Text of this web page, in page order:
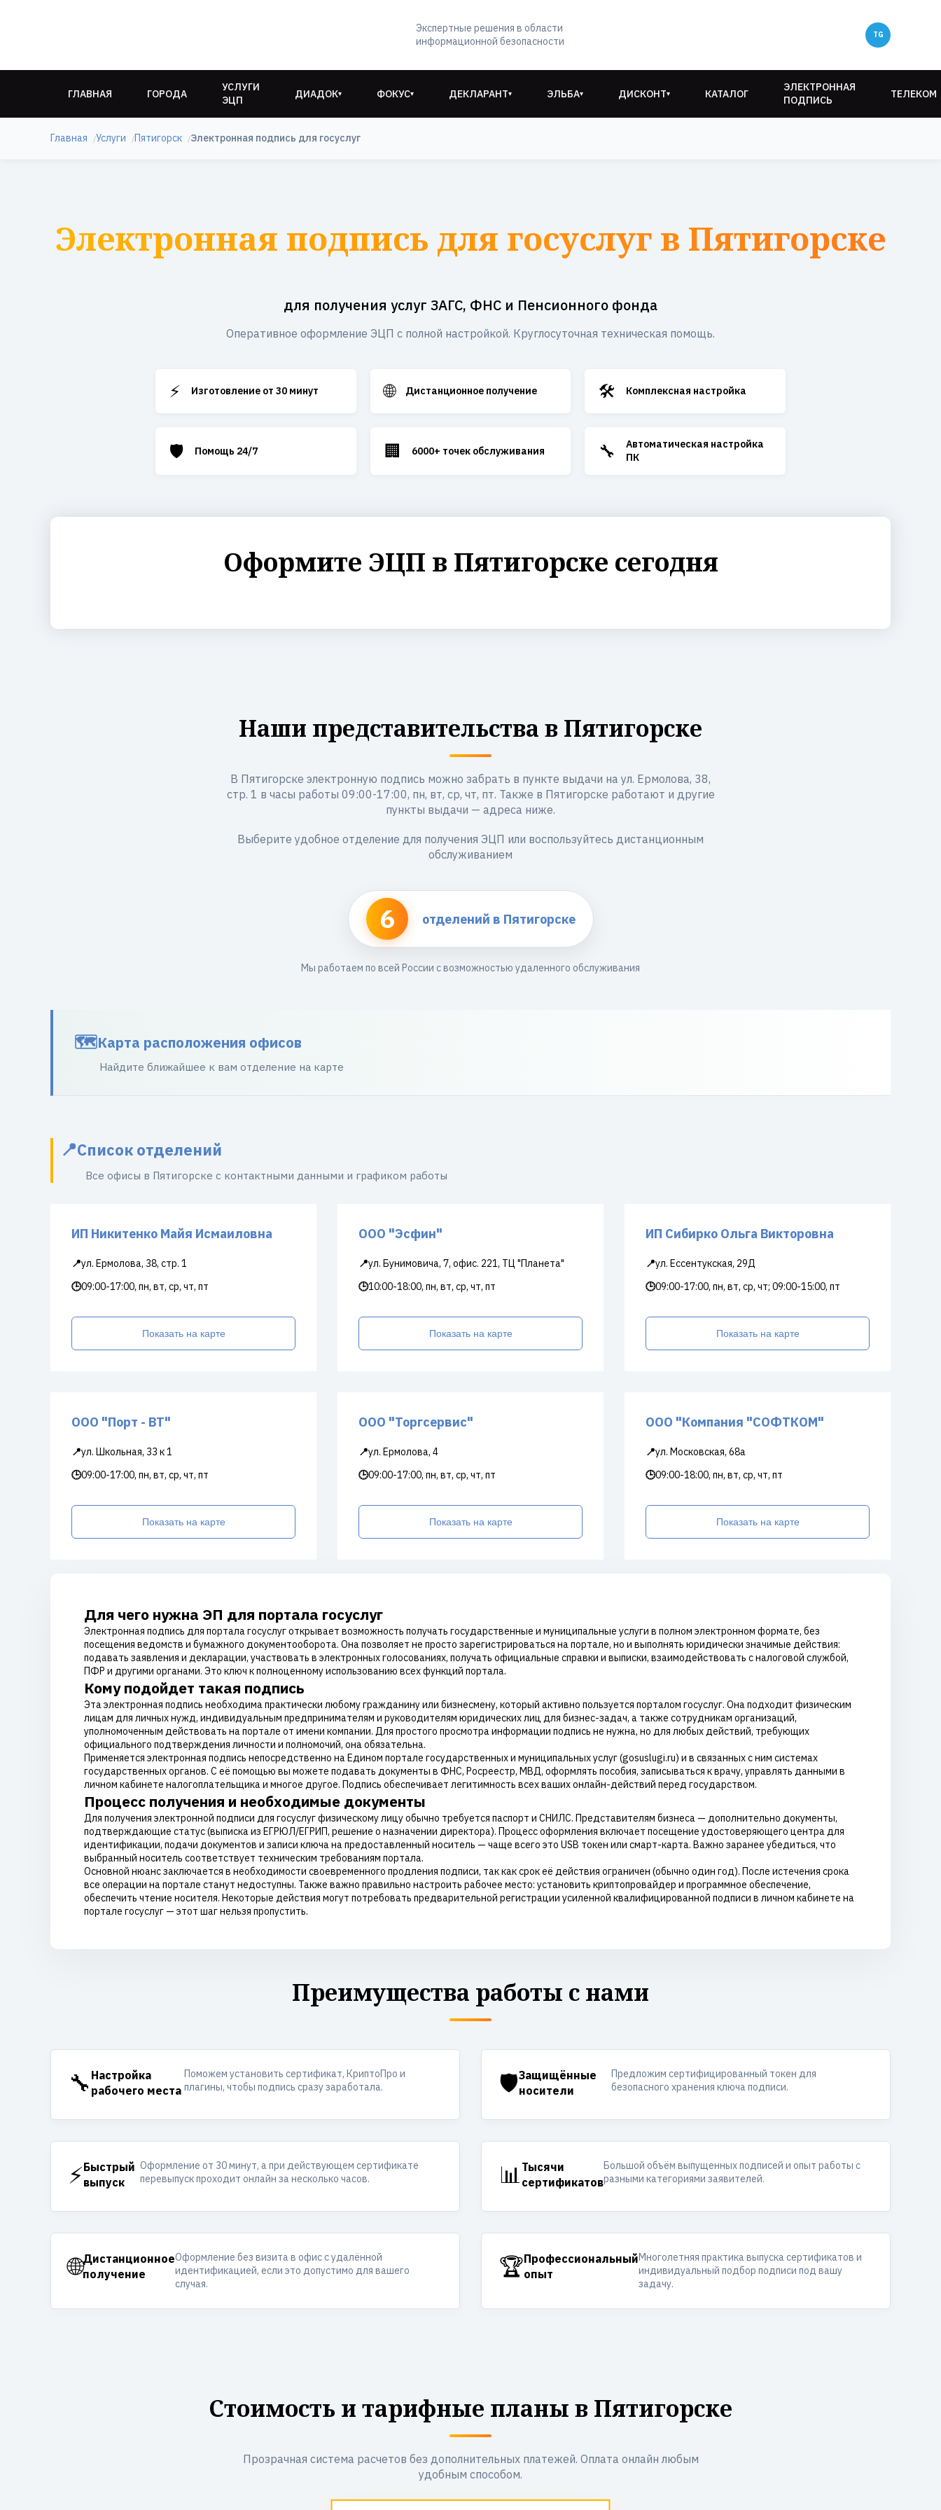
Экспертные решения в области
информационной безопасности
ГЛАВНАЯ ГОРОДА
УСЛУГИ
ЭЦП
ДИАДОК▾ ФОКУС▾ ДЕКЛАРАНТ▾ ЭЛЬБА▾ ДИСКОНТ▾ КАТАЛОГ
ЭЛЕКТРОННАЯ
ПОДПИСЬ
ТЕЛЕКОМ
Главная Услуги Пятигорск Электронная подпись для госуслуг
Электронная подпись для госуслуг в Пятигорске
для получения услуг ЗАГС, ФНС и Пенсионного фонда
Оперативное оформление ЭЦП с полной настройкой. Круглосуточная техническая помощь.
⚡ Изготовление от 30 минут 🌐 Дистанционное получение 🛠️ Комплексная настройка
🛡️ Помощь 24/7 🏢 6000+ точек обслуживания 🔧
Автоматическая настройка
ПК
Оформите ЭЦП в Пятигорске сегодня
Наши представительства в Пятигорске
В Пятигорске электронную подпись можно забрать в пункте выдачи на ул. Ермолова, 38,
стр. 1 в часы работы 09:00-17:00, пн, вт, ср, чт, пт. Также в Пятигорске работают и другие
пункты выдачи — адреса ниже.
Выберите удобное отделение для получения ЭЦП или воспользуйтесь дистанционным
обслуживанием
6 отделений в Пятигорске
Мы работаем по всей России с возможностью удаленного обслуживания
Карта расположения офисов
Найдите ближайшее к вам отделение на карте
Список отделений
Все офисы в Пятигорске с контактными данными и графиком работы
ИП Никитенко Майя Исмаиловна
📍ул. Ермолова, 38, стр. 1
🕒09:00-17:00, пн, вт, ср, чт, пт
Показать на карте
ООО "Эсфин"
📍ул. Бунимовича, 7, офис. 221, ТЦ "Планета"
🕒10:00-18:00, пн, вт, ср, чт, пт
Показать на карте
ИП Сибирко Ольга Викторовна
📍ул. Ессентукская, 29Д
🕒09:00-17:00, пн, вт, ср, чт; 09:00-15:00, пт
Показать на карте
ООО "Порт - ВТ"
📍ул. Школьная, 33 к 1
🕒09:00-17:00, пн, вт, ср, чт, пт
Показать на карте
ООО "Торгсервис"
📍ул. Ермолова, 4
🕒09:00-17:00, пн, вт, ср, чт, пт
Показать на карте
ООО "Компания "СОФТКОМ"
📍ул. Московская, 68а
🕒09:00-18:00, пн, вт, ср, чт, пт
Показать на карте
Для чего нужна ЭП для портала госуслуг
Электронная подпись для портала госуслуг открывает возможность получать государственные и муниципальные услуги в полном электронном формате, без
посещения ведомств и бумажного документооборота. Она позволяет не просто зарегистрироваться на портале, но и выполнять юридически значимые действия:
подавать заявления и декларации, участвовать в электронных голосованиях, получать официальные справки и выписки, взаимодействовать с налоговой службой,
ПФР и другими органами. Это ключ к полноценному использованию всех функций портала.
Кому подойдет такая подпись
Эта электронная подпись необходима практически любому гражданину или бизнесмену, который активно пользуется порталом госуслуг. Она подходит физическим
лицам для личных нужд, индивидуальным предпринимателям и руководителям юридических лиц для бизнес-задач, а также сотрудникам организаций,
уполномоченным действовать на портале от имени компании. Для простого просмотра информации подпись не нужна, но для любых действий, требующих
официального подтверждения личности и полномочий, она обязательна.
Применяется электронная подпись непосредственно на Едином портале государственных и муниципальных услуг (gosuslugi.ru) и в связанных с ним системах
государственных органов. С её помощью вы можете подавать документы в ФНС, Росреестр, МВД, оформлять пособия, записываться к врачу, управлять данными в
личном кабинете налогоплательщика и многое другое. Подпись обеспечивает легитимность всех ваших онлайн-действий перед государством.
Процесс получения и необходимые документы
Для получения электронной подписи для госуслуг физическому лицу обычно требуется паспорт и СНИЛС. Представителям бизнеса — дополнительно документы,
подтверждающие статус (выписка из ЕГРЮЛ/ЕГРИП, решение о назначении директора). Процесс оформления включает посещение удостоверяющего центра для
идентификации, подачи документов и записи ключа на предоставленный носитель — чаще всего это USB токен или смарт-карта. Важно заранее убедиться, что
выбранный носитель соответствует техническим требованиям портала.
Основной нюанс заключается в необходимости своевременного продления подписи, так как срок её действия ограничен (обычно один год). После истечения срока
все операции на портале станут недоступны. Также важно правильно настроить рабочее место: установить криптопровайдер и программное обеспечение,
обеспечить чтение носителя. Некоторые действия могут потребовать предварительной регистрации усиленной квалифицированной подписи в личном кабинете на
портале госуслуг — этот шаг нельзя пропустить.
Преимущества работы с нами
🔧 Настройка
рабочего места
Поможем установить сертификат, КриптоПро и
плагины, чтобы подпись сразу заработала.
🛡️Защищённые
носители
Предложим сертифицированный токен для
безопасного хранения ключа подписи.
⚡Быстрый
выпуск
Оформление от 30 минут, а при действующем сертификате
перевыпуск проходит онлайн за несколько часов.
📊 Тысячи
сертификатов
Большой объём выпущенных подписей и опыт работы с
разными категориями заявителей.
🌐Дистанционное
получение
Оформление без визита в офис с удалённой
идентификацией, если это допустимо для вашего
случая.
🏆Профессиональный
опыт
Многолетняя практика выпуска сертификатов и
индивидуальный подбор подписи под вашу
задачу.
Стоимость и тарифные планы в Пятигорске
Прозрачная система расчетов без дополнительных платежей. Оплата онлайн любым
удобным способом.